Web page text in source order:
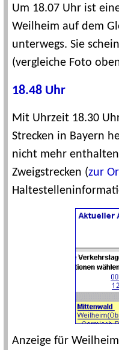
Um 18.07 Uhr ist
Weilheim auf dem
unterwegs. Sie
(vergleiche Foto
18.48 Uhr
Mit Uhrzeit 18.30
Strecken in Bayern
nicht mehr
Zweigstrecken (zur
Anzeige für